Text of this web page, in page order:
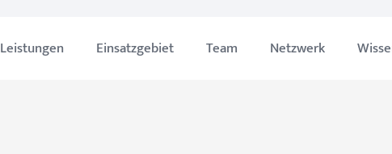
Leistungen Einsatzgebiet Team Netzwerk